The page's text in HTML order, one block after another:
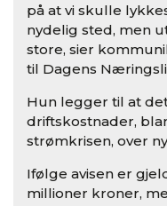
på at vi skulle
nydelig sted, men
store, sier
til Dagens
Hun legger til at
driftskostnader,
strømkrisen, over
Ifølge avisen er
millioner kroner,